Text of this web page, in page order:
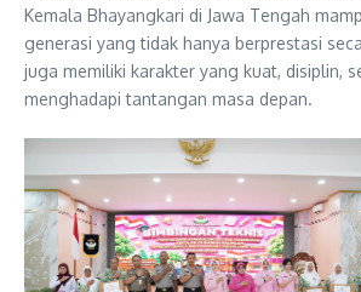
Kemala Bhayangkari di Jawa Tengah
generasi yang tidak hanya berprestasi
juga memiliki karakter yang kuat, disiplin,
menghadapi tantangan masa depan.